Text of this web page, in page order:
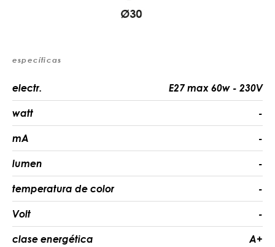
específicas
electr. E27 max 60w - 230V
watt -
mA -
lumen -
temperatura de color -
Volt -
clase energética A+